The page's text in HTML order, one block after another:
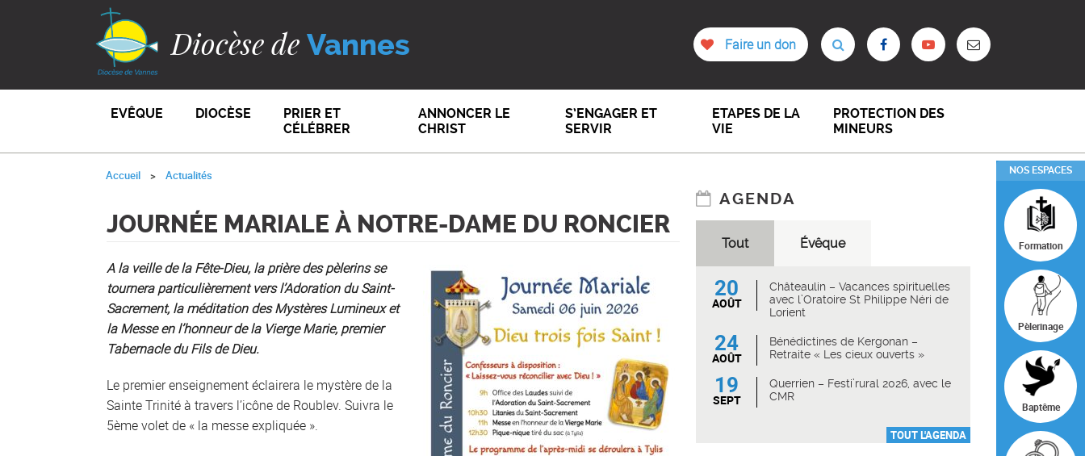
Diocèse de Vannes Faire un don
EVÊQUE DIOCÈSE
PRIER ET
CÉLÉBRER
ANNONCER LE
CHRIST
S’ENGAGER ET
SERVIR
ETAPES DE LA
VIE
PROTECTION DES
MINEURS
NOS ESPACES
Formation
Pèlerinage
Baptême
Accueil Actualités
JOURNÉE MARIALE À NOTRE-DAME DU RONCIER
A la veille de la Fête-Dieu, la prière des pèlerins se
tournera particulièrement vers l’Adoration du Saint-
Sacrement, la méditation des Mystères Lumineux et
la Messe en l’honneur de la Vierge Marie, premier
Tabernacle du Fils de Dieu.
Le premier enseignement éclairera le mystère de la
Sainte Trinité à travers l’icône de Roublev. Suivra le
5ème volet de « la messe expliquée ».
AGENDA
Tout Évêque
20
AOÛT
Châteaulin – Vacances spirituelles
avec l’Oratoire St Philippe Néri de
Lorient
24
AOÛT
Bénédictines de Kergonan –
Retraite « Les cieux ouverts »
19
SEPT
Querrien – Festi’rural 2026, avec le
CMR
TOUT L'AGENDA